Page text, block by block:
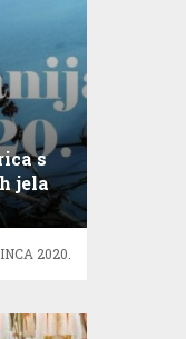
s
jela
2020.